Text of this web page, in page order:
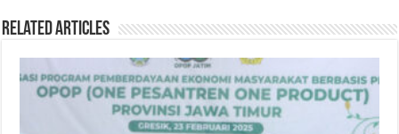
Related Articles